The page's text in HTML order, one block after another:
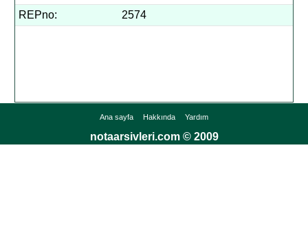
REPno:
2574
Ana sayfa Hakkında Yardım
notaarsivleri.com © 2009